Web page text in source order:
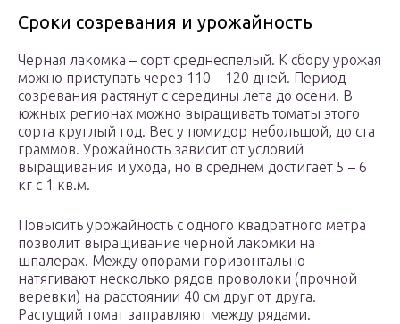
Сроки созревания и урожайность
Черная лакомка – сорт среднеспелый. К сбору урожая
можно приступать через 110 – 120 дней. Период
созревания растянут с середины лета до осени. В
южных регионах можно выращивать томаты этого
сорта круглый год. Вес у помидор небольшой, до ста
граммов. Урожайность зависит от условий
выращивания и ухода, но в среднем достигает 5 – 6
кг с 1 кв.м.
Повысить урожайность с одного квадратного метра
позволит выращивание черной лакомки на
шпалерах. Между опорами горизонтально
натягивают несколько рядов проволоки (прочной
веревки) на расстоянии 40 см друг от друга.
Растущий томат заправляют между рядами.